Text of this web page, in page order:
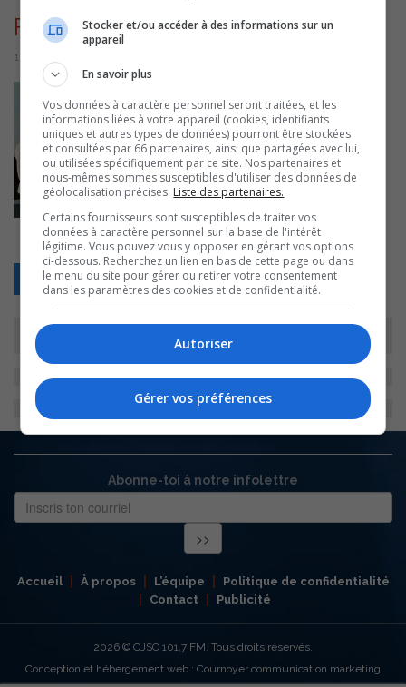
FABEHockey
15 juin 2026 | Par Sylvain Rochon
Retour
Abonne-toi à notre infolettre
Accueil À propos L’équipe
Politique de confidentialité
Contact
Publicité
2026 © CJSO 101,7 FM. Tous droits réservés.
Conception et hébergement web : Cournoyer communication marketing
Stocker et/ou accéder à des informations sur un
appareil
En savoir plus
Vos données à caractère personnel seront traitées, et les
informations liées à votre appareil (cookies, identifiants
uniques et autres types de données) pourront être stockées
et consultées par 66 partenaires, ainsi que partagées avec lui,
ou utilisées spécifiquement par ce site. Nos partenaires et
nous-mêmes sommes susceptibles d'utiliser des données de
géolocalisation précises. Liste des partenaires.
Certains fournisseurs sont susceptibles de traiter vos
données à caractère personnel sur la base de l'intérêt
légitime. Vous pouvez vous y opposer en gérant vos options
ci-dessous. Recherchez un lien en bas de cette page ou dans
le menu du site pour gérer ou retirer votre consentement
dans les paramètres des cookies et de confidentialité.
Autoriser
Gérer vos préférences